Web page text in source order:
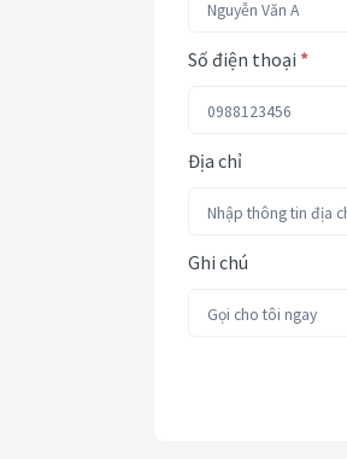
Số điện thoại *
Địa chỉ
Ghi chú